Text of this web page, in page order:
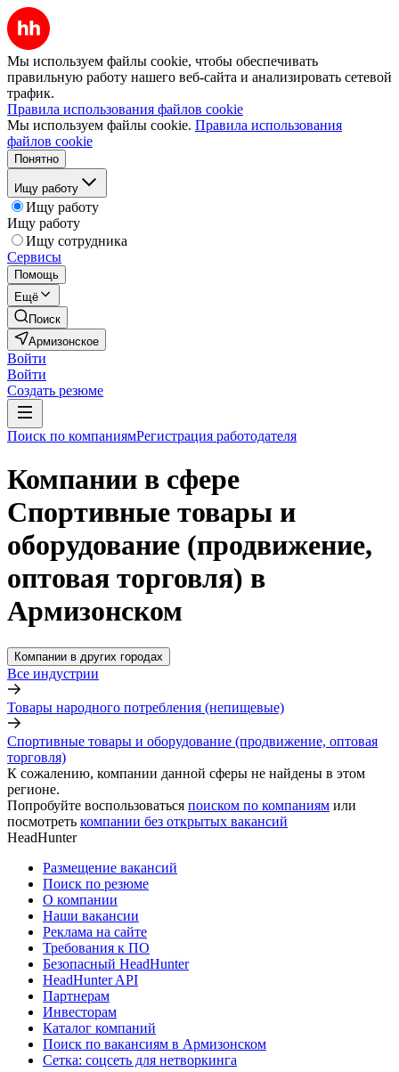
Мы используем файлы cookie, чтобы обеспечивать
правильную работу нашего веб-сайта и анализировать сетевой
трафик.
Правила использования файлов cookie
Мы используем файлы cookie. Правила использования
файлов cookie
Понятно
Ищу работу
Ищу работу
Ищу работу
Ищу сотрудника
Сервисы
Помощь
Ещё
Поиск
Армизонское
Войти
Войти
Создать резюме
Поиск по компаниямРегистрация работодателя
Компании в сфере
Спортивные товары и
оборудование (продвижение,
оптовая торговля) в
Армизонском
Компании в других городах
Все индустрии
Товары народного потребления (непищевые)
Спортивные товары и оборудование (продвижение, оптовая
торговля)
К сожалению, компании данной сферы не найдены в этом
регионе.
Попробуйте воспользоваться поиском по компаниям или
посмотреть компании без открытых вакансий
HeadHunter
Размещение вакансий
Поиск по резюме
О компании
Наши вакансии
Реклама на сайте
Требования к ПО
Безопасный HeadHunter
HeadHunter API
Партнерам
Инвесторам
Каталог компаний
Поиск по вакансиям в Армизонском
Сетка: соцсеть для нетворкинга